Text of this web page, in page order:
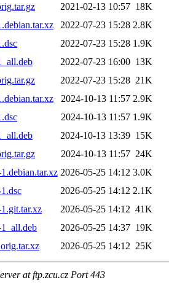
2021-02-13 10:57 18K
2022-07-23 15:28 2.8K
2022-07-23 15:28 1.9K
2022-07-23 16:00 13K
2022-07-23 15:28 21K
2024-10-13 11:57 2.9K
2024-10-13 11:57 1.9K
2024-10-13 13:39 15K
2024-10-13 11:57 24K
2026-05-25 14:12 3.0K
2026-05-25 14:12 2.1K
2026-05-25 14:12 41K
2026-05-25 14:37 19K
2026-05-25 14:12 25K
at ftp.zcu.cz Port 443